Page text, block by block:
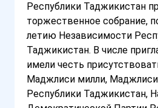
Республики Таджикистан
торжественное собрание,
летию Независимости
Таджикистан. В числе
имели честь
Маджлиси милли, Маджлиси
Республики Таджикистан,